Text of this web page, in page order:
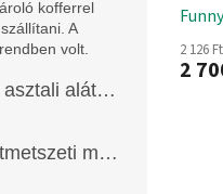
kofferrel
A
volt.
Színező - állatok, asztali alátét, Funny Mat
5 csillag.
Földgömb keresztmetszeti modell
5 csillag.
2 126
2